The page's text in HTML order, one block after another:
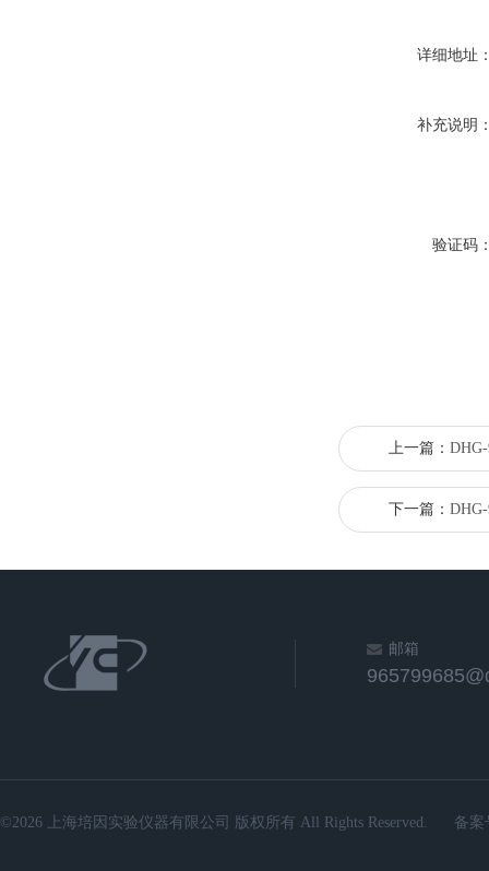
详细地址
补充说明
验证码
上一篇：
下一篇：
邮箱
©2026 上海培因实验仪器有限公司 版权所有 All Rights Reserved. 备案